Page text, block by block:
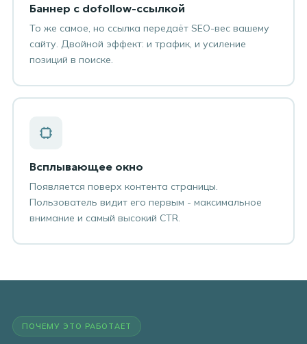
Баннер с dofollow-ссылкой
То же самое, но ссылка передаёт SEO-вес вашему
сайту. Двойной эффект: и трафик, и усиление
позиций в поиске.
Всплывающее окно
Появляется поверх контента страницы.
Пользователь видит его первым - максимальное
внимание и самый высокий CTR.
ПОЧЕМУ ЭТО РАБОТАЕТ